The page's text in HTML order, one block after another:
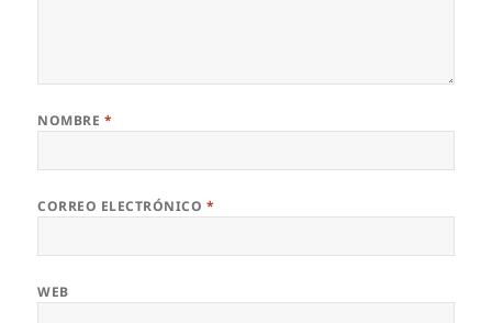
NOMBRE *
CORREO ELECTRÓNICO *
WEB